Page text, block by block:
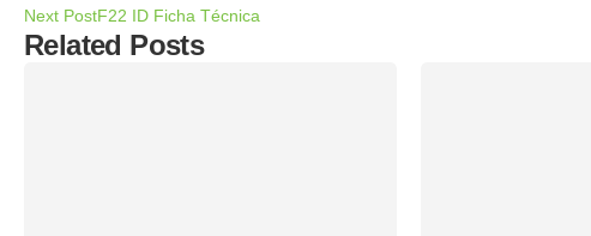
Next PostF22 ID Ficha Técnica
Related Posts